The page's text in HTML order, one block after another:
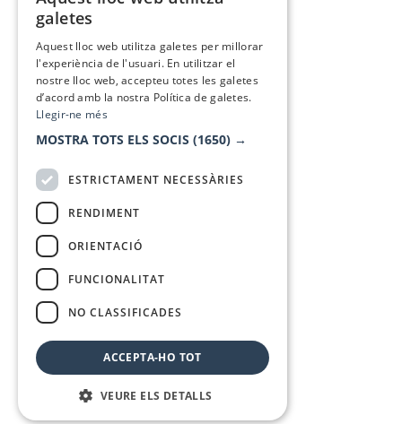
galetes
Aquest lloc web utilitza galetes per millorar
l'experiència de l'usuari. En utilitzar el
nostre lloc web, accepteu totes les galetes
d’acord amb la nostra Política de galetes.
Llegir-ne més
MOSTRA TOTS ELS SOCIS (1650) →
ESTRICTAMENT NECESSÀRIES
RENDIMENT
ORIENTACIÓ
FUNCIONALITAT
NO CLASSIFICADES
ACCEPTA-HO TOT
VEURE ELS DETALLS